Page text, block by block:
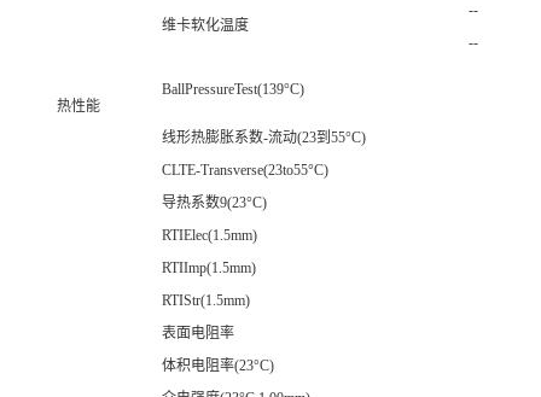
热性能
维卡软化温度
--
--
BallPressureTest(139°C)
线形热膨胀系数-流动(23到55°C)
CLTE-Transverse(23to55°C)
导热系数9(23°C)
RTIElec(1.5mm)
RTIImp(1.5mm)
RTIStr(1.5mm)
表面电阻率
体积电阻率(23°C)